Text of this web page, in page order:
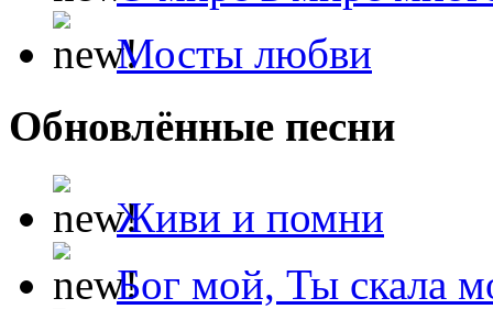
Мосты любви
Обновлённые песни
Живи и помни
Бог мой, Ты скала